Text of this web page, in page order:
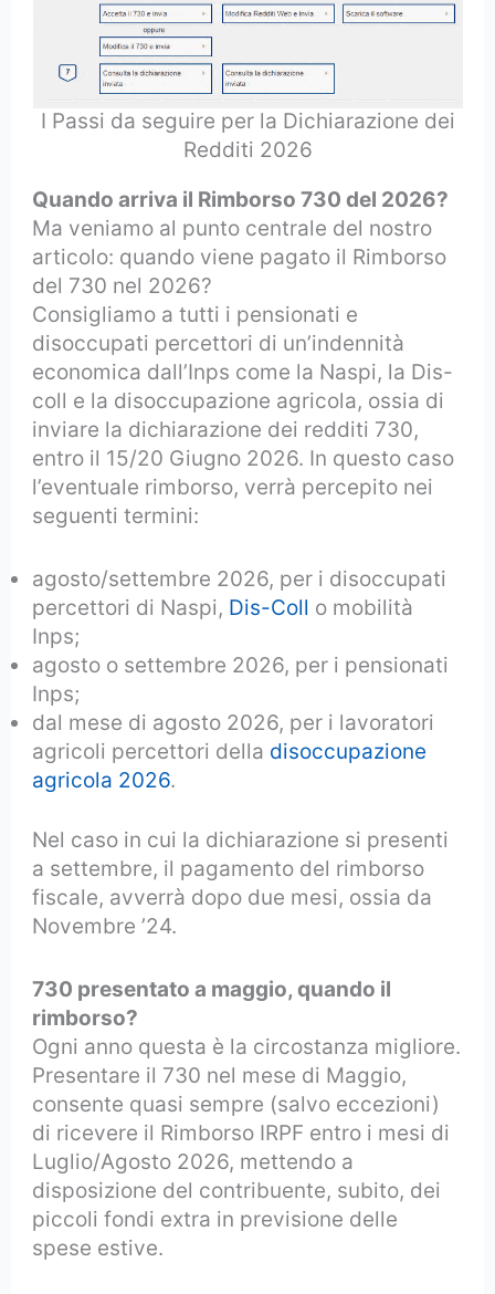
I Passi da seguire per la Dichiarazione dei
Redditi 2026
Quando arriva il Rimborso 730 del 2026?
Ma veniamo al punto centrale del nostro
articolo: quando viene pagato il Rimborso
del 730 nel 2026?
Consigliamo a tutti i pensionati e
disoccupati percettori di un’indennità
economica dall’Inps come la Naspi, la Dis-
coll e la disoccupazione agricola, ossia di
inviare la dichiarazione dei redditi 730,
entro il 15/20 Giugno 2026. In questo caso
l’eventuale rimborso, verrà percepito nei
seguenti termini:
agosto/settembre 2026, per i disoccupati
percettori di Naspi, Dis-Coll o mobilità
Inps;
agosto o settembre 2026, per i pensionati
Inps;
dal mese di agosto 2026, per i lavoratori
agricoli percettori della disoccupazione
agricola 2026.
Nel caso in cui la dichiarazione si presenti
a settembre, il pagamento del rimborso
fiscale, avverrà dopo due mesi, ossia da
Novembre ’24.
730 presentato a maggio, quando il
rimborso?
Ogni anno questa è la circostanza migliore.
Presentare il 730 nel mese di Maggio,
consente quasi sempre (salvo eccezioni)
di ricevere il Rimborso IRPF entro i mesi di
Luglio/Agosto 2026, mettendo a
disposizione del contribuente, subito, dei
piccoli fondi extra in previsione delle
spese estive.